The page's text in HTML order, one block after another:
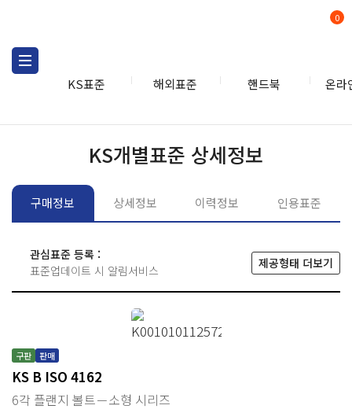
KS표준 해외표준 핸드북 온라
0
KS개별표준 상세정보
구매정보 상세정보 이력정보 인용표준
관심표준 등록 :
표준업데이트 시 알림서비스
제공형태 더보기
구판 판매
KS B ISO 4162
6각 플랜지 볼트－소형 시리즈